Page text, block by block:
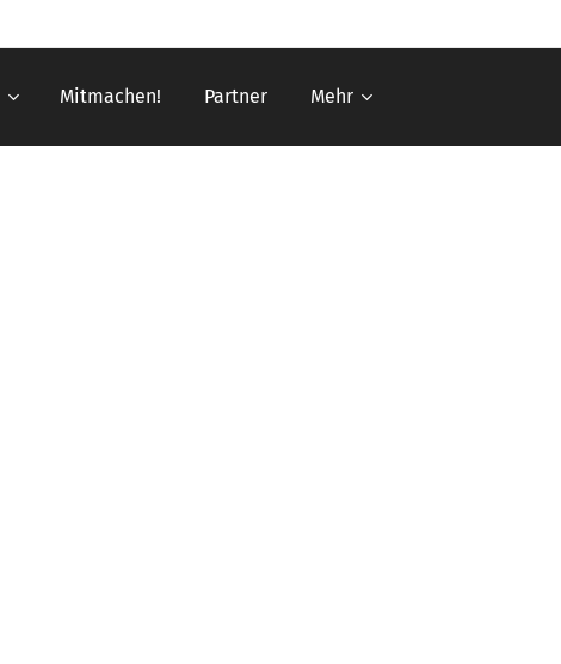
Mitmachen! Partner Mehr